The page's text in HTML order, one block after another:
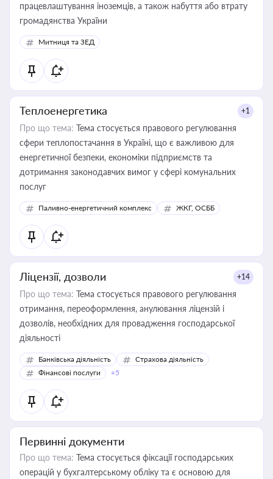
працевлаштування іноземців, а також набуття або втрату
громадянства України
Митниця та ЗЕД
Теплоенергетика +1
Про що тема: Тема стосується правового регулювання
сфери теплопостачання в Україні, що є важливою для
енергетичної безпеки, економіки підприємств та
дотримання законодавчих вимог у сфері комунальних
послуг
Паливно-енергетичний комплекс ЖКГ, ОСББ
Ліцензії, дозволи +14
Про що тема: Тема стосується правового регулювання
отримання, переоформлення, анулювання ліцензій і
дозволів, необхідних для провадження господарської
діяльності
Банківська діяльність
Страхова діяльність
Фінансові послуги
+5
Первинні документи
Про що тема: Тема стосується фіксації господарських
операцій у бухгалтерському обліку та є основою для